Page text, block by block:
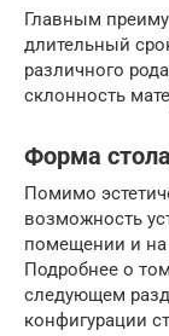
Главным
длительный
различного
склонность
Форма стола
Помимо
возможность
помещении и на
Подробнее о
следующем
конфигурации